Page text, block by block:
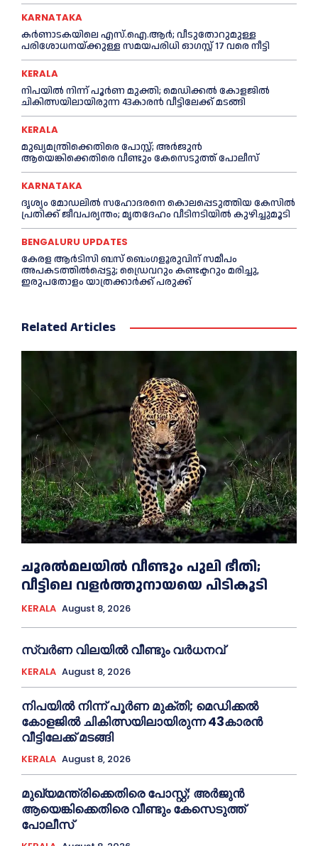
KARNATAKA
കർണാടകയിലെ എസ്.ഐ.ആർ; വീടുതോറുമുള്ള
പരിശോധനയ്ക്കുള്ള സമയപരിധി ഓഗസ്റ്റ് 17 വരെ നീട്ടി
KERALA
നിപയില്‍ നിന്ന് പൂര്‍ണ മുക്തി; മെഡിക്കല്‍ കോളജില്‍
ചികിത്സയിലായിരുന്ന 43കാരന്‍ വീട്ടിലേക്ക് മടങ്ങി
KERALA
മുഖ്യമന്ത്രിക്കെതിരെ പോസ്റ്റ്; അര്‍ജുൻ
ആയെങ്കിക്കെതിരെ വീണ്ടും കേസെടുത്ത് പോലീസ്
KARNATAKA
ദൃശ്യം മോഡലിൽ സഹോദരനെ കൊലപ്പെടുത്തിയ കേസിൽ
പ്രതിക്ക് ജീവപര്യന്തം; മൃതദേഹം വീടിനടിയിൽ കുഴിച്ചുമൂടി
BENGALURU UPDATES
കേരള ആർടിസി ബസ് ബെംഗളൂരുവിന് സമീപം
അപകടത്തിൽപ്പെട്ടു; ഡ്രൈവറും കണ്ടക്ടറും മരിച്ചു,
ഇരുപതോളം യാത്രക്കാർക്ക് പരുക്ക്
Related Articles
ചൂരല്‍മലയില്‍ വീണ്ടും പുലി ഭീതി;
വീട്ടിലെ വളര്‍ത്തുനായയെ പിടികൂടി
KERALA August 8, 2026
സ്വർണ വിലയില്‍ വീണ്ടും വർധനവ്
KERALA August 8, 2026
നിപയില്‍ നിന്ന് പൂര്‍ണ മുക്തി; മെഡിക്കല്‍
കോളജില്‍ ചികിത്സയിലായിരുന്ന 43കാരന്‍
വീട്ടിലേക്ക് മടങ്ങി
KERALA August 8, 2026
മുഖ്യമന്ത്രിക്കെതിരെ പോസ്റ്റ്; അര്‍ജുൻ
ആയെങ്കിക്കെതിരെ വീണ്ടും കേസെടുത്ത്
പോലീസ്